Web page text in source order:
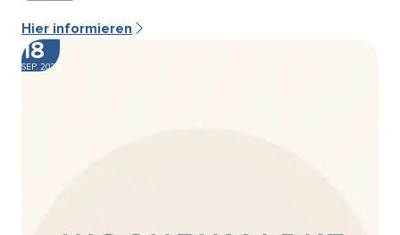
Hier informieren
18
SEP. 2026